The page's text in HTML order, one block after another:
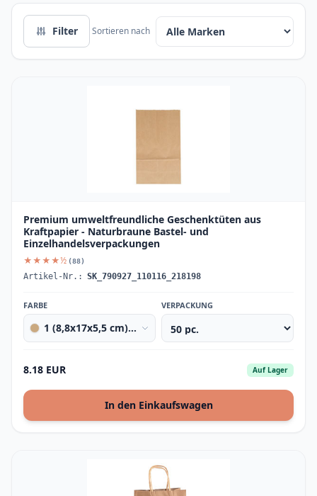
Filter Sortieren nach
Premium umweltfreundliche Geschenktüten aus
Kraftpapier - Naturbraune Bastel- und
Einzelhandelsverpackungen
★★★★½ (88)
Artikel-Nr.: SK_790927_110116_218198
FARBE
1 (8,8x17x5,5 cm) natural brown
VERPACKUNG
8.18 EUR Auf Lager
In den Einkaufswagen